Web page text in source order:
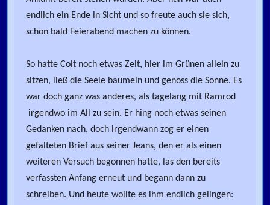
endlich ein Ende in Sicht und so freute auch sie sich,
schon bald Feierabend machen zu können.
So hatte Colt noch etwas Zeit, hier im Grünen allein zu
sitzen, ließ die Seele baumeln und genoss die Sonne. Es
war doch ganz was anderes, als tagelang mit Ramrod
irgendwo im All zu sein. Er hing noch etwas seinen
Gedanken nach, doch irgendwann zog er einen
gefalteten Brief aus seiner Jeans, den er als einen
weiteren Versuch begonnen hatte, las den bereits
verfassten Anfang erneut und begann dann zu
schreiben. Und heute wollte es ihm endlich gelingen: